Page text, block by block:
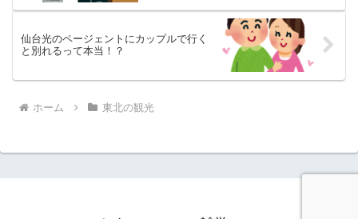
仙台光のページェントにカップルで行く
と別れるって本当！？
ホーム 東北の観光